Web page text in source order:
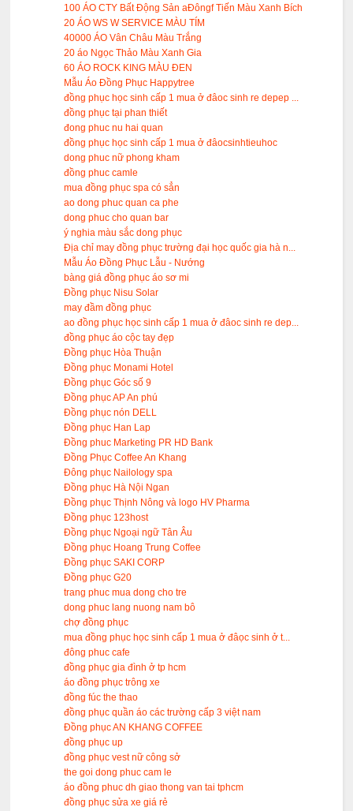
100 ÁO CTY Bất Động Sản aĐôngf Tiến Màu Xanh Bích
20 ÁO WS W SERVICE MÀU TÍM
40000 ÁO Vân Châu Màu Trắng
20 áo Ngọc Thảo Màu Xanh Gia
60 ÁO ROCK KING MÀU ĐEN
Mẫu Áo Đồng Phục Happytree
đồng phục học sinh cấp 1 mua ở đâoc sinh re depep ...
đồng phục tại phan thiết
đong phuc nu hai quan
đồng phục học sinh cấp 1 mua ở đâocsinhtieuhoc
dong phuc nữ phong kham
đồng phuc camle
mua đồng phục spa có sẳn
ao dong phuc quan ca phe
dong phuc cho quan bar
ý nghia màu sắc dong phục
Địa chỉ may đồng phục trường đại học quốc gia hà n...
Mẫu Áo Đồng Phục Lẫu - Nướng
bàng giá đồng phục áo sơ mi
Đồng phục Nisu Solar
may đầm đồng phục
ao đồng phục học sinh cấp 1 mua ở đâoc sinh re dep...
đồng phục áo cộc tay đẹp
Đồng phục Hòa Thuận
Đồng phục Monami Hotel
Đồng phục Góc số 9
Đồng phục AP An phú
Đồng phục nón DELL
Đồng phục Han Lap
Đồng phuc Marketing PR HD Bank
Đồng Phục Coffee An Khang
Đông phục Nailology spa
Đồng phục Hà Nội Ngan
Đồng phục Thịnh Nông và logo HV Pharma
Đồng phục 123host
Đồng phục Ngoại ngữ Tân Âu
Đồng phục Hoang Trung Coffee
Đồng phục SAKI CORP
Đồng phục G20
trang phuc mua dong cho tre
dong phuc lang nuong nam bô
chợ đồng phục
mua đồng phục học sinh cấp 1 mua ở đâọc sinh ở t...
đông phuc cafe
đồng phục gia đình ở tp hcm
áo đồng phục trông xe
đồng fúc the thao
đồng phục quần áo các trường cấp 3 việt nam
Đồng phục AN KHANG COFFEE
đồng phục up
đồng phục vest nữ công sở
the goi dong phuc cam le
áo đồng phuc dh giao thong van tai tphcm
đồng phục sửa xe giá rẻ